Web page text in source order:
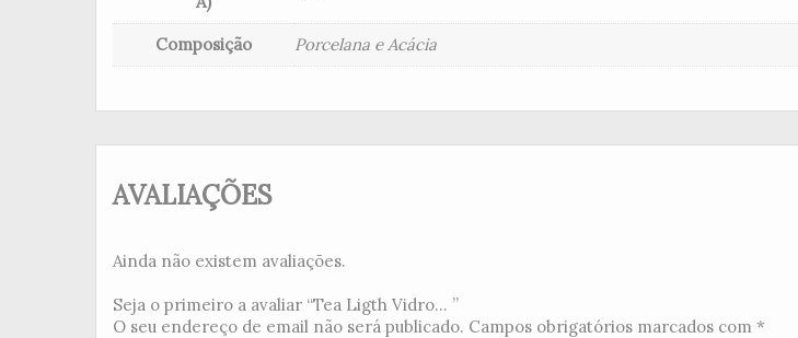
Composição Porcelana e Acácia
AVALIAÇÕES
Ainda não existem avaliações.
Seja o primeiro a avaliar “Tea Ligth Vidro... ”
O seu endereço de email não será publicado. Campos obrigatórios marcados com *